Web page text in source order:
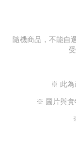
隨機商品，不能自
※ 此為
※ 圖片與實